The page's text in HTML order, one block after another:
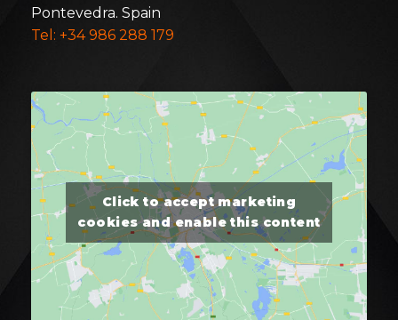
Pontevedra. Spain
Tel: +34 986 288 179
Click to accept marketing
cookies and enable this content